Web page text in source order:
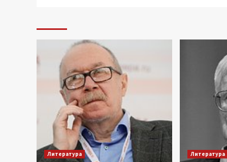
Литература Литература